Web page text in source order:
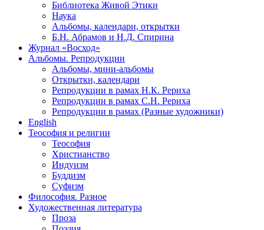
Библиотека Живой Этики
Наука
Альбомы, календари, открытки
Б.Н. Абрамов и Н.Д. Спирина
Журнал «Восход»
Альбомы. Репродукции
Альбомы, мини-альбомы
Открытки, календари
Репродукции в рамах Н.К. Рериха
Репродукции в рамах С.Н. Рериха
Репродукции в рамах (Разные художники)
English
Теософия и религии
Теософия
Христианство
Индуизм
Буддизм
Суфизм
Философия. Разное
Художественная литература
Проза